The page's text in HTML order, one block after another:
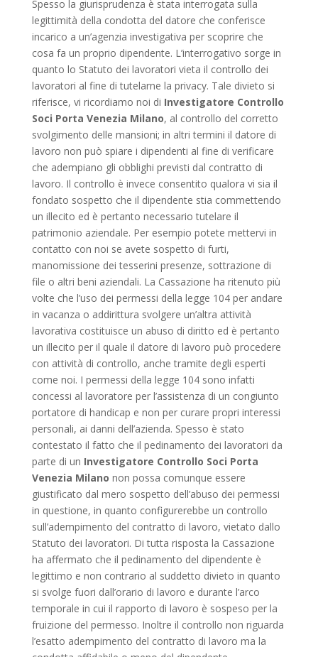
Spesso la giurisprudenza è stata interrogata sulla
legittimità della condotta del datore che conferisce
incarico a un’agenzia investigativa per scoprire che
cosa fa un proprio dipendente. L’interrogativo sorge in
quanto lo Statuto dei lavoratori vieta il controllo dei
lavoratori al fine di tutelarne la privacy. Tale divieto si
riferisce, vi ricordiamo noi di Investigatore Controllo
Soci Porta Venezia Milano, al controllo del corretto
svolgimento delle mansioni; in altri termini il datore di
lavoro non può spiare i dipendenti al fine di verificare
che adempiano gli obblighi previsti dal contratto di
lavoro. Il controllo è invece consentito qualora vi sia il
fondato sospetto che il dipendente stia commettendo
un illecito ed è pertanto necessario tutelare il
patrimonio aziendale. Per esempio potete mettervi in
contatto con noi se avete sospetto di furti,
manomissione dei tesserini presenze, sottrazione di
file o altri beni aziendali. La Cassazione ha ritenuto più
volte che l’uso dei permessi della legge 104 per andare
in vacanza o addirittura svolgere un’altra attività
lavorativa costituisce un abuso di diritto ed è pertanto
un illecito per il quale il datore di lavoro può procedere
con attività di controllo, anche tramite degli esperti
come noi. I permessi della legge 104 sono infatti
concessi al lavoratore per l’assistenza di un congiunto
portatore di handicap e non per curare propri interessi
personali, ai danni dell’azienda. Spesso è stato
contestato il fatto che il pedinamento dei lavoratori da
parte di un Investigatore Controllo Soci Porta
Venezia Milano non possa comunque essere
giustificato dal mero sospetto dell’abuso dei permessi
in questione, in quanto configurerebbe un controllo
sull’adempimento del contratto di lavoro, vietato dallo
Statuto dei lavoratori. Di tutta risposta la Cassazione
ha affermato che il pedinamento del dipendente è
legittimo e non contrario al suddetto divieto in quanto
si svolge fuori dall’orario di lavoro e durante l’arco
temporale in cui il rapporto di lavoro è sospeso per la
fruizione del permesso. Inoltre il controllo non riguarda
l’esatto adempimento del contratto di lavoro ma la